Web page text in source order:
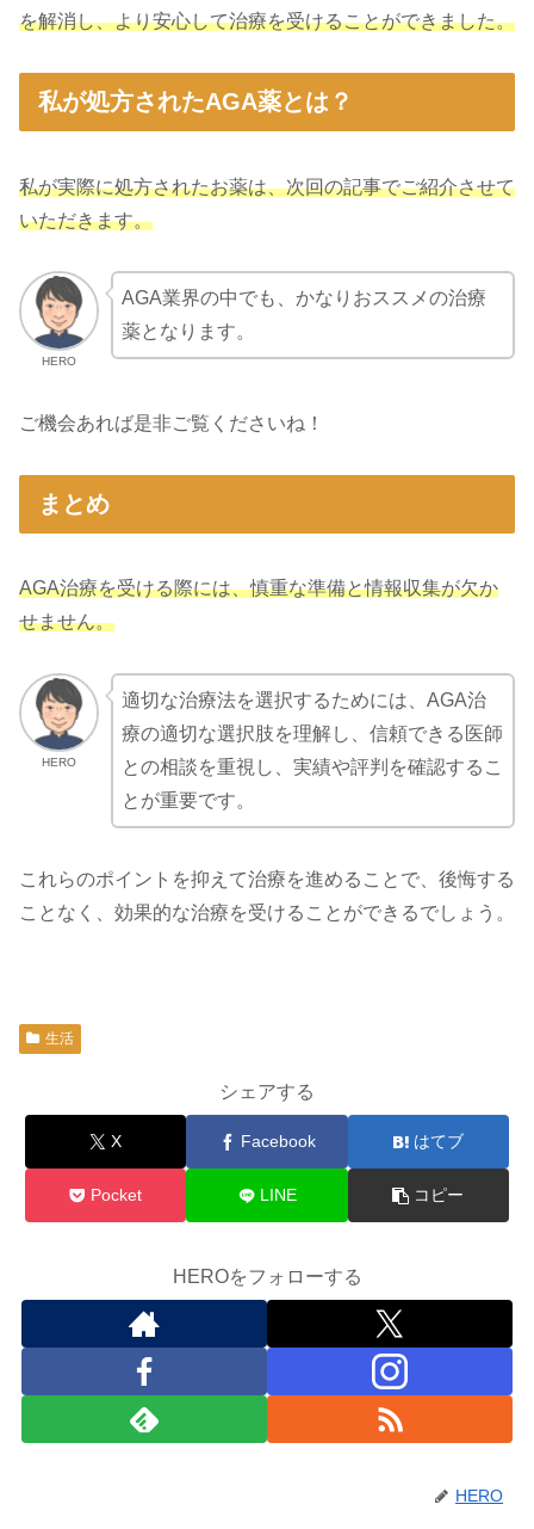
を解消し、より安心して治療を受けることができました。
私が処方されたAGA薬とは？
私が実際に処方されたお薬は、次回の記事でご紹介させて
いただきます。
HERO
AGA業界の中でも、かなりおススメの治療
薬となります。
ご機会あれば是非ご覧くださいね！
まとめ
AGA治療を受ける際には、慎重な準備と情報収集が欠か
せません。
HERO
適切な治療法を選択するためには、AGA治
療の適切な選択肢を理解し、信頼できる医師
との相談を重視し、実績や評判を確認するこ
とが重要です。
これらのポイントを抑えて治療を進めることで、後悔する
ことなく、効果的な治療を受けることができるでしょう。
生活
シェアする
X Facebook はてブ
Pocket LINE コピー
HEROをフォローする
HERO